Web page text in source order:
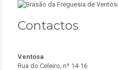
Contactos
Ventosa
Rua do Celeiro, nº 14-16